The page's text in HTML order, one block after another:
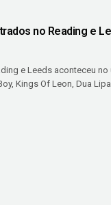
no Reading e
e Leeds aconteceu
Kings Of Leon, Dua